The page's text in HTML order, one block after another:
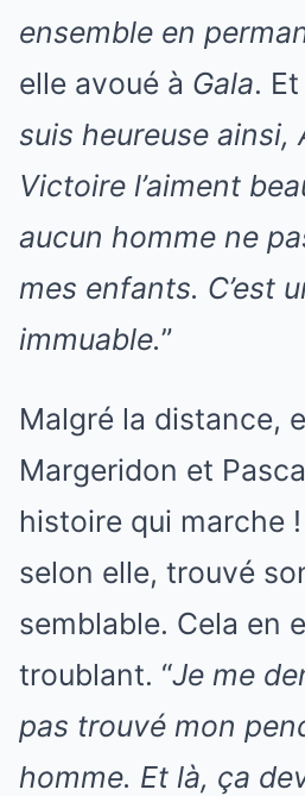
ensemble en
elle avoué à Gala.
suis heureuse ainsi,
Victoire l’aiment
aucun homme ne
mes enfants. C’est
immuable.”
Malgré la distance,
Margeridon et
histoire qui marche
selon elle, trouvé
semblable. Cela en
troublant. “Je me
pas trouvé mon
homme. Et là, ça